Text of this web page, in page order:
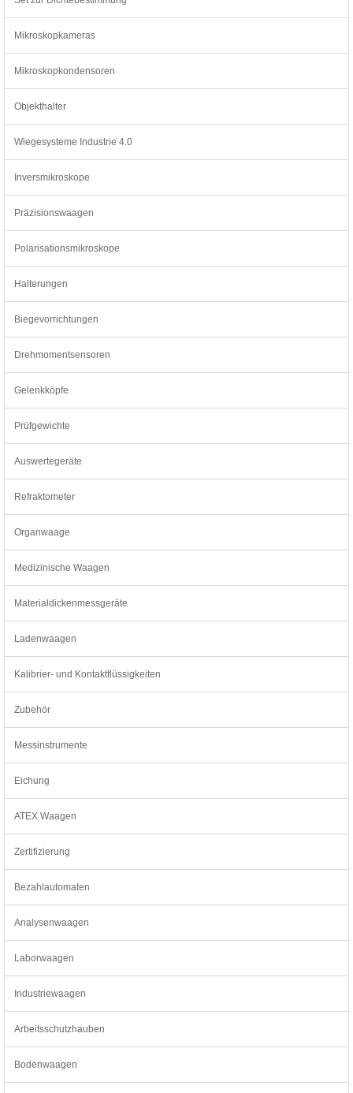
Mikroskopkameras
Mikroskopkondensoren
Objekthalter
Wiegesysteme Industrie 4.0
Inversmikroskope
Präzisionswaagen
Polarisationsmikroskope
Halterungen
Biegevorrichtungen
Drehmomentsensoren
Gelenkköpfe
Prüfgewichte
Auswertegeräte
Refraktometer
Organwaage
Medizinische Waagen
Materialdickenmessgeräte
Ladenwaagen
Kalibrier- und Kontaktflüssigkeiten
Zubehör
Messinstrumente
Eichung
ATEX Waagen
Zertifizierung
Bezahlautomaten
Analysenwaagen
Laborwaagen
Industriewaagen
Arbeitsschutzhauben
Bodenwaagen